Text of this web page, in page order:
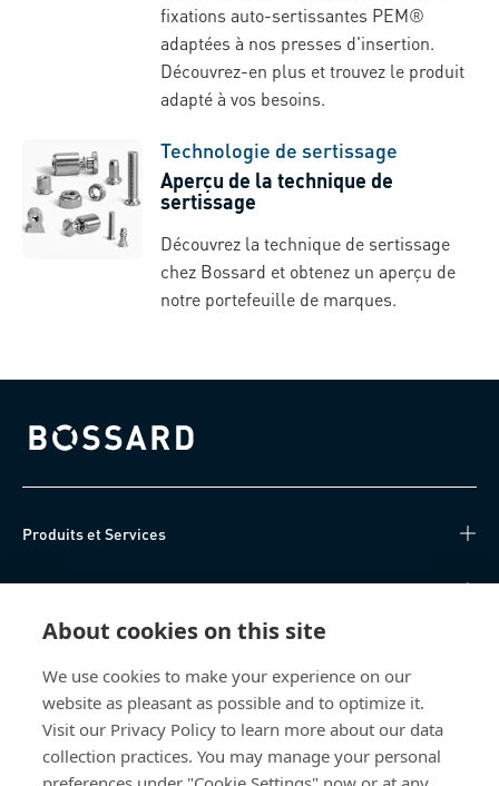
About cookies on this site
We use cookies to make your experience on our
website as pleasant as possible and to optimize it.
Visit our Privacy Policy to learn more about our data
collection practices. You may manage your personal
fixations auto-sertissantes PEM®
adaptées à nos presses d'insertion.
Découvrez-en plus et trouvez le produit
adapté à vos besoins.
Technologie de sertissage
Aperçu de la technique de
sertissage
Découvrez la technique de sertissage
chez Bossard et obtenez un aperçu de
notre portefeuille de marques.
Bossard homepage
Produits et Services
Centre de connaissances
Qui sommes-nous
Bossard Suisse